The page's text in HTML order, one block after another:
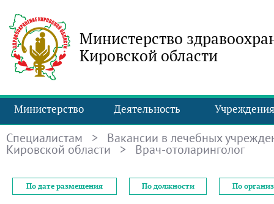
Министерство
Кировской области
Министерство Деятельность Учреждения
Специалистам > Вакансии в лечебных
Кировской области > Врач-отоларинголог
По дате размещения По должности По